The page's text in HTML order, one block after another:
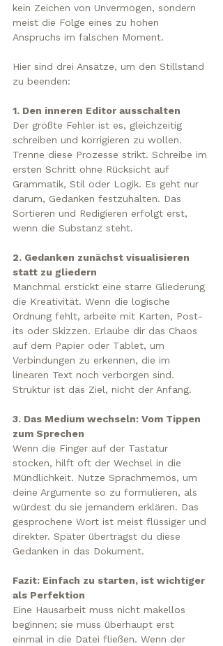
kein Zeichen von Unvermögen, sondern
meist die Folge eines zu hohen
Anspruchs im falschen Moment.
Hier sind drei Ansätze, um den Stillstand
zu beenden:
1. Den inneren Editor ausschalten
Der größte Fehler ist es, gleichzeitig
schreiben und korrigieren zu wollen.
Trenne diese Prozesse strikt. Schreibe im
ersten Schritt ohne Rücksicht auf
Grammatik, Stil oder Logik. Es geht nur
darum, Gedanken festzuhalten. Das
Sortieren und Redigieren erfolgt erst,
wenn die Substanz steht.
2. Gedanken zunächst visualisieren
statt zu gliedern
Manchmal erstickt eine starre Gliederung
die Kreativität. Wenn die logische
Ordnung fehlt, arbeite mit Karten, Post-
its oder Skizzen. Erlaube dir das Chaos
auf dem Papier oder Tablet, um
Verbindungen zu erkennen, die im
linearen Text noch verborgen sind.
Struktur ist das Ziel, nicht der Anfang.
3. Das Medium wechseln: Vom Tippen
zum Sprechen
Wenn die Finger auf der Tastatur
stocken, hilft oft der Wechsel in die
Mündlichkeit. Nutze Sprachmemos, um
deine Argumente so zu formulieren, als
würdest du sie jemandem erklären. Das
gesprochene Wort ist meist flüssiger und
direkter. Später überträgst du diese
Gedanken in das Dokument.
Fazit: Einfach zu starten, ist wichtiger
als Perfektion
Eine Hausarbeit muss nicht makellos
beginnen; sie muss überhaupt erst
einmal in die Datei fließen. Wenn der